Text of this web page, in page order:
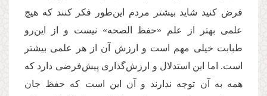
فرض کنید شاید بیشتر مردم این‌طور فکر کنند که هیچ
علمی بهتر از علم «حفظ الصحه» نیست و از این‌رو
طبابت خیلی مهم است و ارزش آن از هر علمی بیشتر
است. اما این استدلال و ارزش‌گذاری پیش‌فرضی دارد که
همه به آن‌ توجه ندارند و آن این است که حفظ جان